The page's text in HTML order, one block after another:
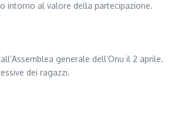
intorno al valore della partecipazione.
generale dell’Onu il 2 aprile.
dei ragazzi.